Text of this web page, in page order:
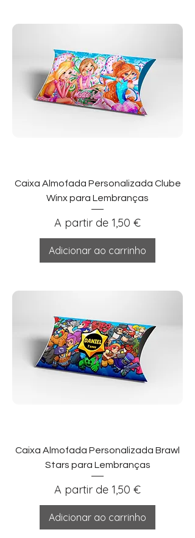
Caixa Almofada Personalizada Clube
Winx para Lembranças
A partir de 1,50 €
Preço promocional
Adicionar ao carrinho
Caixa Almofada Personalizada Brawl
Stars para Lembranças
A partir de 1,50 €
Preço promocional
Adicionar ao carrinho